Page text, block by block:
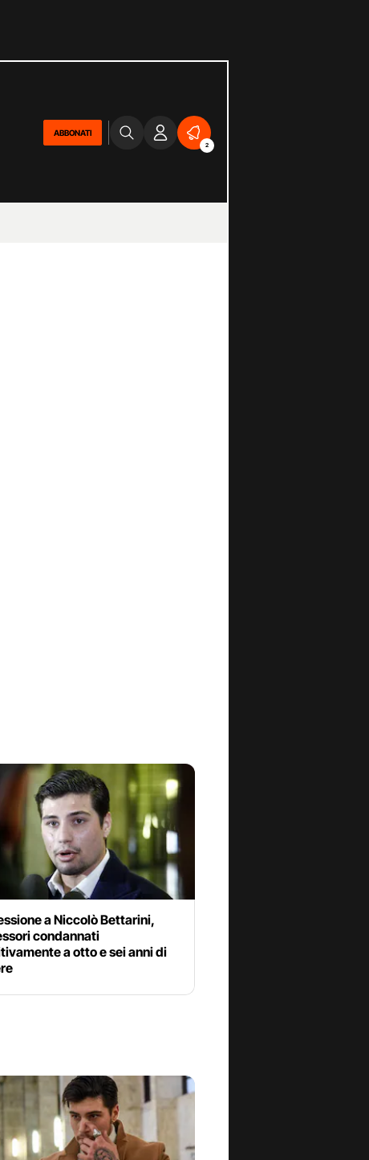
ABBONATI
2
a Niccolò Bettarini,
condannati
a otto e sei anni di